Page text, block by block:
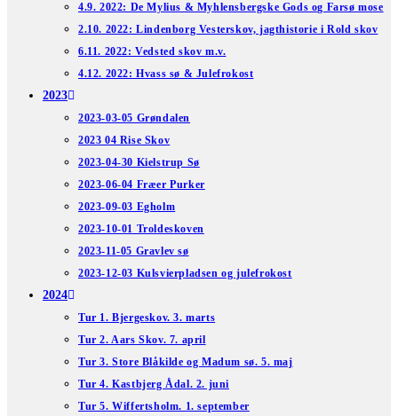
4.9. 2022: De Mylius & Myhlensbergske Gods og Farsø mose
2.10. 2022: Lindenborg Vesterskov, jagthistorie i Rold skov
6.11. 2022: Vedsted skov m.v.
4.12. 2022: Hvass sø & Julefrokost
2023
2023-03-05 Grøndalen
2023 04 Rise Skov
2023-04-30 Kielstrup Sø
2023-06-04 Fræer Purker
2023-09-03 Egholm
2023-10-01 Troldeskoven
2023-11-05 Gravlev sø
2023-12-03 Kulsvierpladsen og julefrokost
2024
Tur 1. Bjergeskov. 3. marts
Tur 2. Aars Skov. 7. april
Tur 3. Store Blåkilde og Madum sø. 5. maj
Tur 4. Kastbjerg Ådal. 2. juni
Tur 5. Wiffertsholm. 1. september